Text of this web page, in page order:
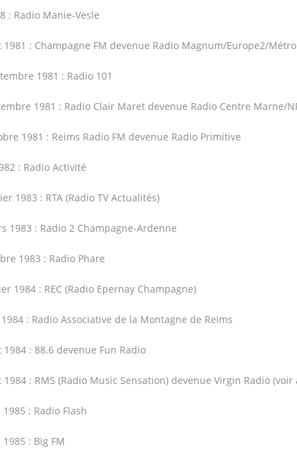
: Radio Manie-Vesle
1981 : Champagne FM devenue Radio Magnum/Europe2/
1981 : Radio 101
1981 : Radio Clair Maret devenue Radio Centre Marne/
1981 : Reims Radio FM devenue Radio Primitive
: Radio Activité
1983 : RTA (Radio TV Actualités)
1983 : Radio 2 Champagne-Ardenne
1983 : Radio Phare
1984 : REC (Radio Epernay Champagne)
: Radio Associative de la Montagne de Reims
1984 : 88.6 devenue Fun Radio
1984 : RMS (Radio Music Sensation) devenue Virgin Radio
: Radio Flash
: Big FM